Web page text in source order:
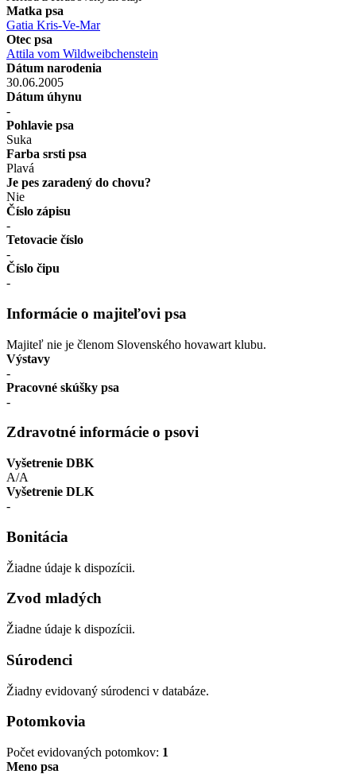
Matka psa
Gatia Kris-Ve-Mar
Otec psa
Attila vom Wildweibchenstein
Dátum narodenia
30.06.2005
Dátum úhynu
-
Pohlavie psa
Suka
Farba srsti psa
Plavá
Je pes zaradený do chovu?
Nie
Číslo zápisu
-
Tetovacie číslo
-
Číslo čipu
-
Informácie o majiteľovi psa
Majiteľ nie je členom Slovenského hovawart klubu.
Výstavy
-
Pracovné skúšky psa
-
Zdravotné informácie o psovi
Vyšetrenie DBK
A/A
Vyšetrenie DLK
-
Bonitácia
Žiadne údaje k dispozícii.
Zvod mladých
Žiadne údaje k dispozícii.
Súrodenci
Žiadny evidovaný súrodenci v databáze.
Potomkovia
Počet evidovaných potomkov: 1
Meno psa